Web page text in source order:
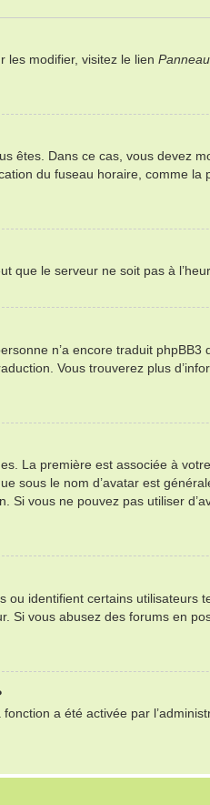
les modifier, visitez le lien
êtes. Dans ce cas, vous devez
du fuseau horaire, comme la
que le serveur ne soit pas à
n’a encore traduit
Vous trouverez plus
La première est associée à
le nom d’avatar est
vous ne pouvez pas utiliser
identifient certains
Si vous abusez des forums en
a été activée par